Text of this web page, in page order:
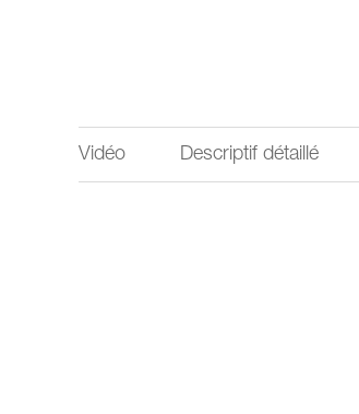
Vidéo Descriptif détaillé